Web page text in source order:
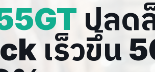
ปลด
เร็วขึ้น